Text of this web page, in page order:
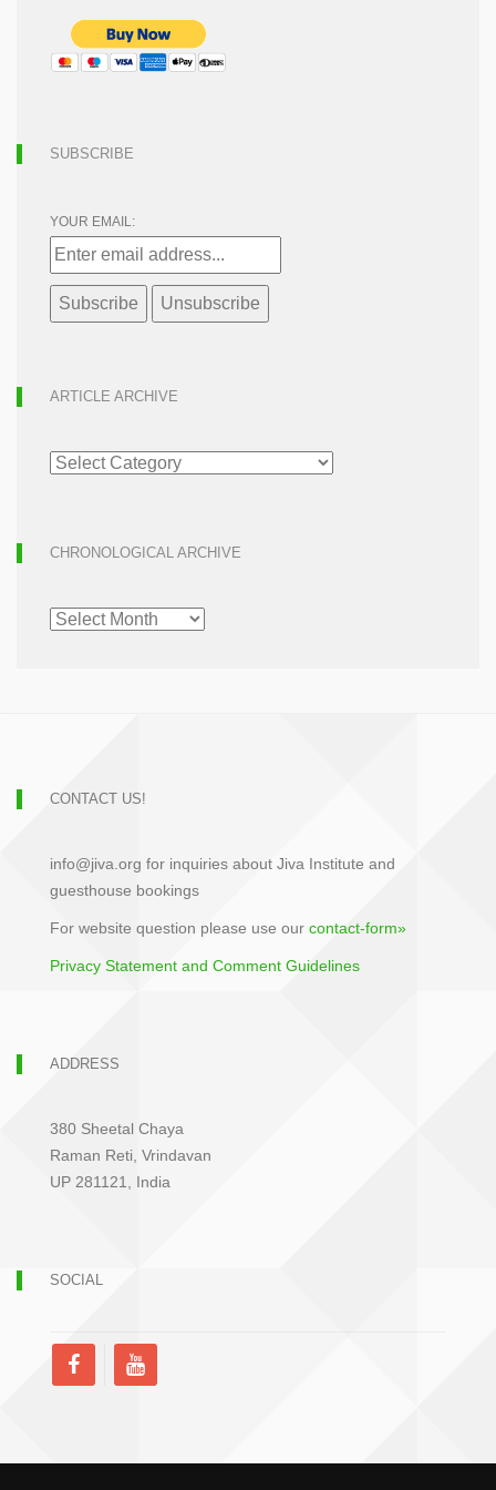
SUBSCRIBE
YOUR EMAIL:
ARTICLE ARCHIVE
ARTICLE
ARCHIVE
CHRONOLOGICAL ARCHIVE
CHRONOLOGICAL
ARCHIVE
CONTACT US!
info@jiva.org for inquiries about Jiva Institute and
guesthouse bookings
For website question please use our contact-form»
Privacy Statement and Comment Guidelines
ADDRESS
380 Sheetal Chaya
Raman Reti, Vrindavan
UP 281121, India
SOCIAL